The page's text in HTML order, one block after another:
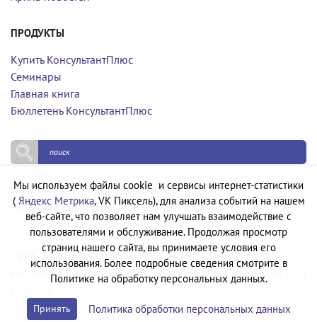
ПРОДУКТЫ
Купить КонсультантПлюс
Семинары
Главная книга
Бюллетень КонсультантПлюс
Политика конфиденциальности
Политика обработки персональных данных
1994-2026 © ООО «Компания Квадро Плюс»
На сайте используются бесплатные изображения с ресурса
Мы используем файлы cookie и сервисы интернет-статистики
( Яндекс Метрика, VK Пиксель), для анализа событий на нашем
веб-сайте, что позволяет нам улучшать взаимодействие с
пользователями и обслуживание. Продолжая просмотр
страниц нашего сайта, вы принимаете условия его
использования. Более подробные сведения смотрите в
Политике на обработку персональных данных.
Принять Политика обработки персональных данных